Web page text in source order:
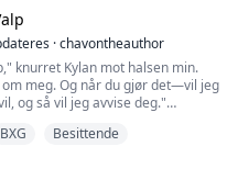
en bølge av primitivt begjær. Men
hans i et øyeblikk av lyst,
hånd gripe rundt halsen min,
sengen.
grusomt i det svinnende lyset
blottlegger sine hoggtenner bare
ansiktet mitt, leppene hans deler
·chavontheauthor
knurret Kylan mot halsen min.
meg. Og når du gjør det—vil jeg
og så vil jeg avvise deg."
BXG Besittende